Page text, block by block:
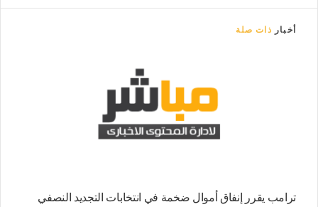
أخبار ذات صلة
ترامب يقرر إنفاق أموال ضخمة في انتخابات التجديد النصفي